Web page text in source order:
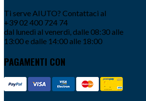
Ti serve AIUTO? Contattaci al
+39 02 400 724 74
dal lunedì al venerdì, dalle 08:30 alle
13:00 e dalle 14:00 alle 18:00
PAGAMENTI CON